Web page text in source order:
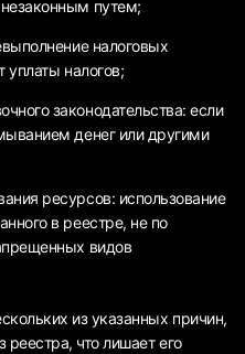
путем;
налоговых
уплаты налогов;
законодательства: если
денег или другими
ресурсов: использование
в реестре, не по
видов
из указанных причин,
что лишает его